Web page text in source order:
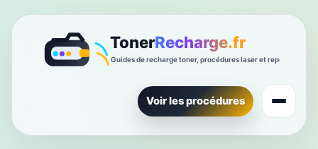
Voir les procédures